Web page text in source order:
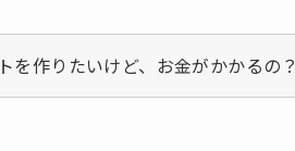
を作りたいけど、お金がかかるの？